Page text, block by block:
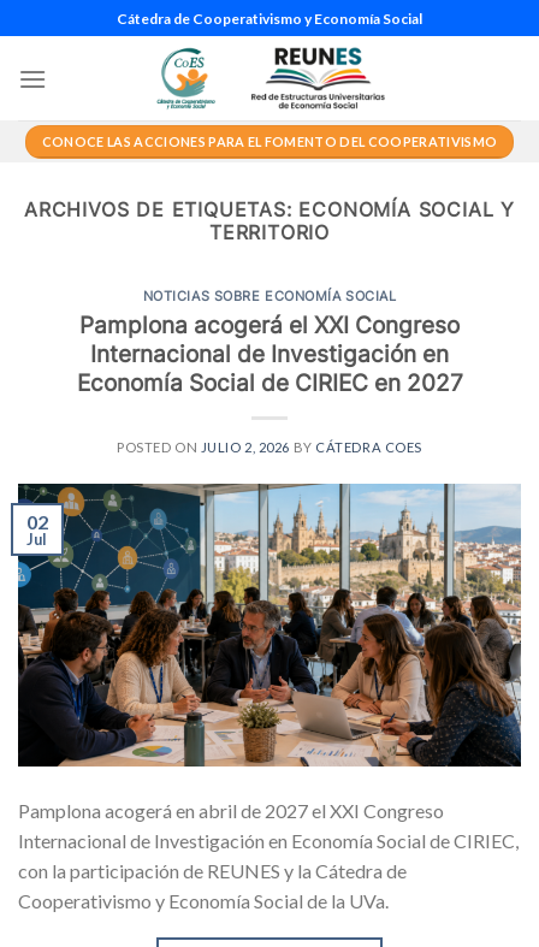
al
contenido
Cátedra de Cooperativismo y Economía Social
CONOCE LAS ACCIONES PARA EL FOMENTO DEL COOPERATIVISMO
ARCHIVOS DE ETIQUETAS: ECONOMÍA SOCIAL Y
TERRITORIO
NOTICIAS SOBRE ECONOMÍA SOCIAL
Pamplona acogerá el XXI Congreso
Internacional de Investigación en
Economía Social de CIRIEC en 2027
POSTED ON JULIO 2, 2026 BY CÁTEDRA COES
02
Jul
Pamplona acogerá en abril de 2027 el XXI Congreso
Internacional de Investigación en Economía Social de CIRIEC,
con la participación de REUNES y la Cátedra de
Cooperativismo y Economía Social de la UVa.